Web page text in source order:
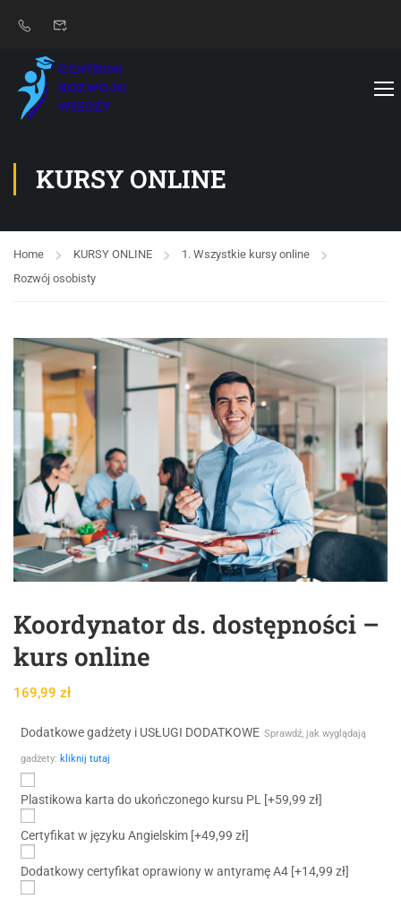
KURSY ONLINE
Home KURSY ONLINE
1. Wszystkie kursy online
Rozwój osobisty
Koordynator ds. dostępności –
kurs online
169,99 zł
Dodatkowe gadżety i USŁUGI DODATKOWE Sprawdź, jak wyglądają
gadżety: kliknij tutaj
Plastikowa karta do ukończonego kursu PL [+59,99 zł]
Certyfikat w języku Angielskim [+49,99 zł]
Dodatkowy certyfikat oprawiony w antyramę A4 [+14,99 zł]